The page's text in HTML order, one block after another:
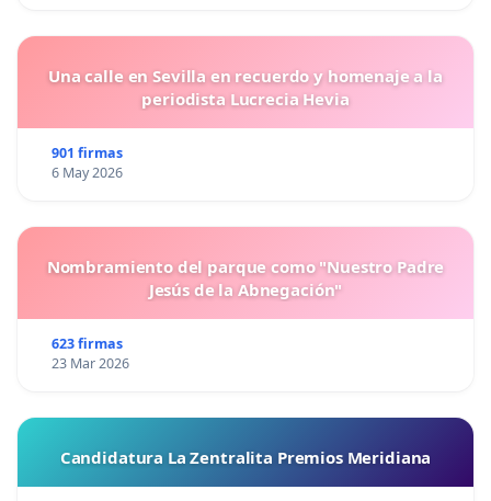
Una calle en Sevilla en recuerdo y homenaje a la
periodista Lucrecia Hevia
901 firmas
6 May 2026
Nombramiento del parque como "Nuestro Padre
Jesús de la Abnegación"
623 firmas
23 Mar 2026
Candidatura La Zentralita Premios Meridiana